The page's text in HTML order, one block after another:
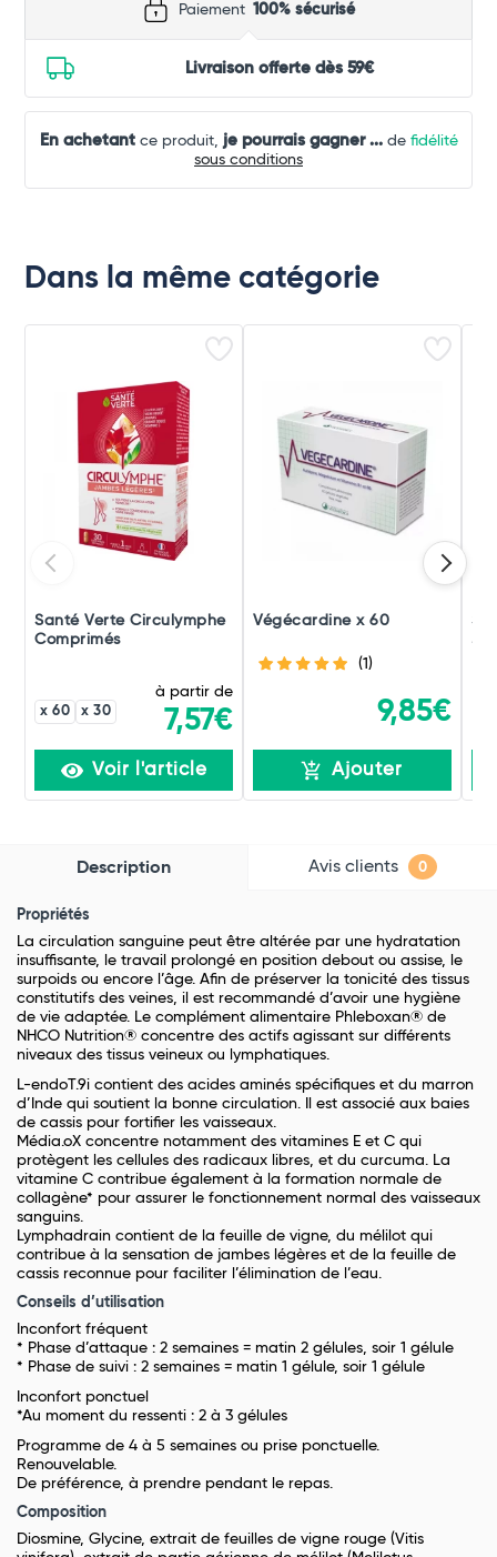
Paiement 100% sécurisé
Livraison offerte dès 59€
En achetantce produit, je pourrais gagner ...de fidélité
sous conditions
Dans la même catégorie
Santé Verte Circulymphe
Comprimés
x 60 x 30
à partir de
7,57€
Voir l'article
Végécardine x 60
(1)
9,85€
Ajouter
Description Avis clients 0
Propriétés
La circulation sanguine peut être altérée par une hydratation
insuffisante, le travail prolongé en position debout ou assise, le
surpoids ou encore l’âge. Afin de préserver la tonicité des tissus
constitutifs des veines, il est recommandé d’avoir une hygiène
de vie adaptée. Le complément alimentaire Phleboxan® de
NHCO Nutrition® concentre des actifs agissant sur différents
niveaux des tissus veineux ou lymphatiques.
L-endoT.9i contient des acides aminés spécifiques et du marron
d’Inde qui soutient la bonne circulation. Il est associé aux baies
de cassis pour fortifier les vaisseaux.
Média.oX concentre notamment des vitamines E et C qui
protègent les cellules des radicaux libres, et du curcuma. La
vitamine C contribue également à la formation normale de
collagène* pour assurer le fonctionnement normal des vaisseaux
sanguins.
Lymphadrain contient de la feuille de vigne, du mélilot qui
contribue à la sensation de jambes légères et de la feuille de
cassis reconnue pour faciliter l’élimination de l’eau.
Conseils d’utilisation
Inconfort fréquent
* Phase d’attaque : 2 semaines = matin 2 gélules, soir 1 gélule
* Phase de suivi : 2 semaines = matin 1 gélule, soir 1 gélule
Inconfort ponctuel
*Au moment du ressenti : 2 à 3 gélules
Programme de 4 à 5 semaines ou prise ponctuelle.
Renouvelable.
De préférence, à prendre pendant le repas.
Composition
Diosmine, Glycine, extrait de feuilles de vigne rouge (Vitis